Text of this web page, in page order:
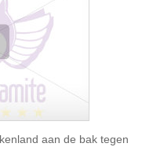
aan de bak tegen